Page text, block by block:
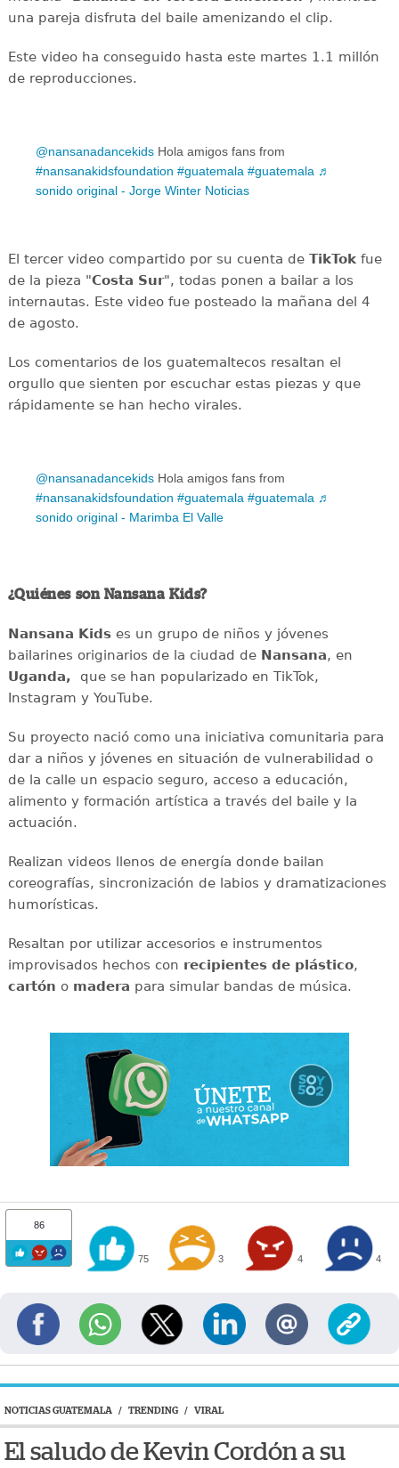
una pareja disfruta del baile amenizando el clip.
Este video ha conseguido hasta este martes 1.1 millón
de reproducciones.
@nansanadancekids Hola amigos fans from
#nansanakidsfoundation #guatemala #guatemala ♬
sonido original - Jorge Winter Noticias
El tercer video compartido por su cuenta de TikTokfue
de la pieza "Costa Sur", todas ponen a bailar a los
internautas. Este video fue posteado la mañana del 4
de agosto.
Los comentarios de los guatemaltecos resaltan el
orgullo que sienten por escuchar estas piezas y que
rápidamente se han hecho virales.
@nansanadancekids Hola amigos fans from
#nansanakidsfoundation #guatemala #guatemala ♬
sonido original - Marimba El Valle
¿Quiénes son Nansana Kids?
Nansana Kidses un grupo de niños y jóvenes
bailarines originarios de la ciudad de Nansana, en
Uganda, que se han popularizado en TikTok,
Instagram y YouTube.
Su proyecto nació como una iniciativa comunitaria para
dar a niños y jóvenes en situación de vulnerabilidad o
de la calle un espacio seguro, acceso a educación,
alimento y formación artística a través del baile y la
actuación.
Realizan videos llenos de energía donde bailan
coreografías, sincronización de labios y dramatizaciones
humorísticas.
Resaltan por utilizar accesorios e instrumentos
improvisados hechos con recipientes de plástico,
cartón o madera para simular bandas de música.
86
75 3 4 4
NOTICIAS GUATEMALA / TRENDING / VIRAL
El saludo de Kevin Cordón a su